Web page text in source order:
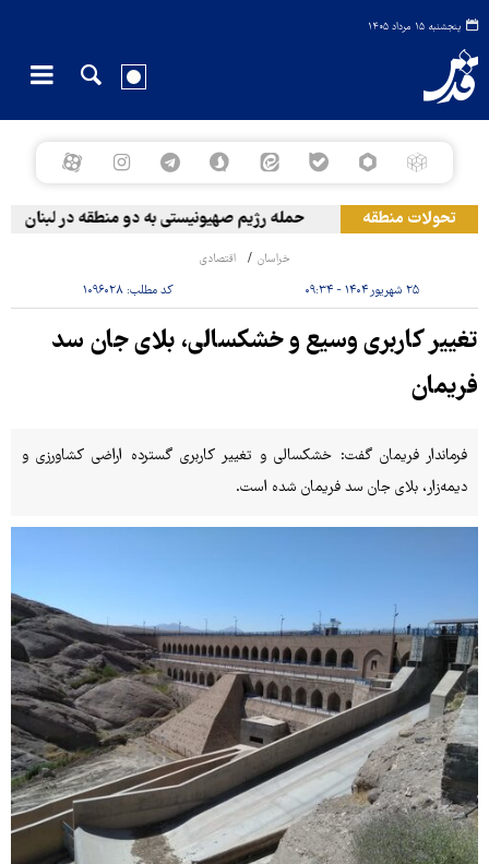
پنجشنبه ۱۵ مرداد ۱۴۰۵
تحولات منطقه حمله رژیم صهیونیستی به دو منطقه در لبنان
خراسان اقتصادی
۲۵ شهریور ۱۴۰۴ - ۰۹:۳۴ کد مطلب:۱۰۹۶۰۲۸
تغییر کاربری وسیع و خشکسالی، بلای جان سد
فریمان
فرماندار فریمان گفت: خشکسالی و تغییر کاربری گسترده اراضی کشاورزی و
دیمه‌زار، بلای جان سد فریمان شده است.